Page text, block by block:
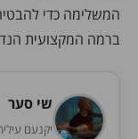
המשלימה כדי
ברמה המקצועית
שי סער
יקנעם